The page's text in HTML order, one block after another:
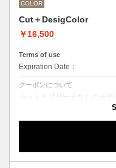
COLOR
Cut＋DesigColor
￥16,500
Terms of use
Expiration Date：
クーポンについて
カットとブリーチなしのデザ
デザインによって施術時間
M ¥＋1100 L¥＋1650 LL¥＋